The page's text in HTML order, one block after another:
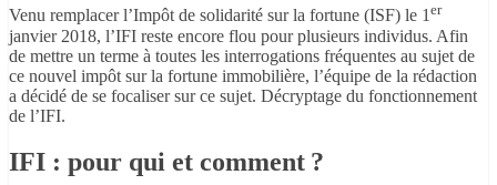
Venu remplacer l’Impôt de solidarité sur la fortune (ISF) le 1er
janvier 2018, l’IFI reste encore flou pour plusieurs individus. Afin
de mettre un terme à toutes les interrogations fréquentes au sujet de
ce nouvel impôt sur la fortune immobilière, l’équipe de la rédaction
a décidé de se focaliser sur ce sujet. Décryptage du fonctionnement
de l’IFI.
IFI : pour qui et comment ?